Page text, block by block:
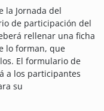
la Jornada del
de participación del
rellenar una ficha
lo forman, que
El formulario de
a los participantes
su